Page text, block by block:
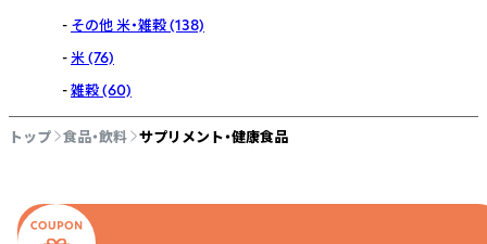
その他 米・雑穀(138)
米(76)
雑穀(60)
トップ 食品・飲料 サプリメント・健康食品